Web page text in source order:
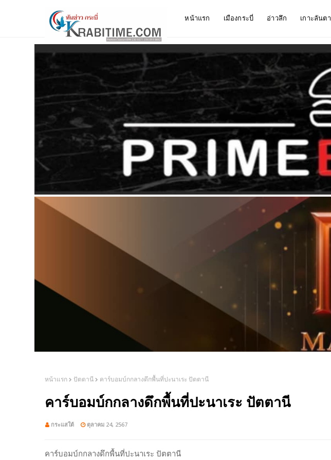
หน้าแรก เมืองกระบี่ อ่าวลึก เกาะลันตา
หน้าแรก ปัตตานี คาร์บอมบ์กกลางดึกพื้นที่ปะนาเระ ปัตตานี
คาร์บอมบ์กกลางดึกพื้นที่ปะนาเระ ปัตตานี
กระแสใต้ ตุลาคม 24, 2567
คาร์บอมบ์กกลางดึกพื้นที่ปะนาเระ ปัตตานี